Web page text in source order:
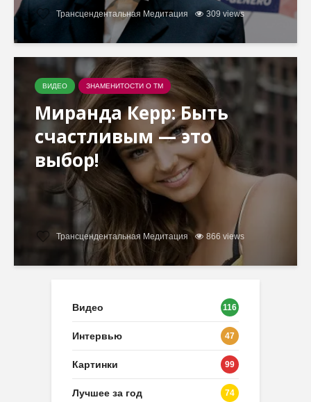
Трансцендентальная Медитация 309 views
ВИДЕО ЗНАМЕНИТОСТИ О ТМ
Миранда Керр: Быть
счастливым — это
выбор!
Трансцендентальная Медитация 866 views
Видео 116
Интервью 47
Картинки 99
Лучшее за год 74